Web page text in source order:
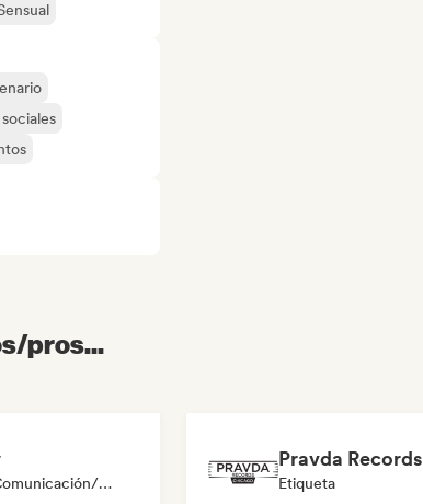
pros...
Medios De Comunicación/Periodista
Pravda Records
Etiqueta